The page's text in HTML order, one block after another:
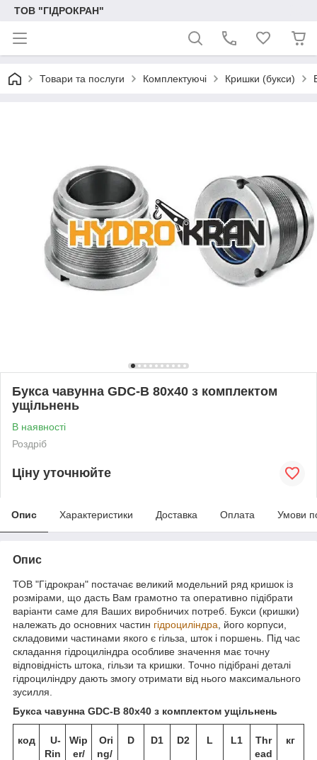
ТОВ "ГІДРОКРАН"
Товари та послуги Комплектуючі Кришки (букси)
Букса чавунна GDC-B 80х40 з комплектом
ущільнень
В наявності
Роздріб
Ціну уточнюйте
Опис Характеристики Доставка Оплата Умови
Опис
ТОВ "Гідрокран" постачає великий модельний ряд кришок із
розмірами, що дасть Вам грамотно та оперативно підібрати
варіанти саме для Ваших виробничих потреб. Букси (кришки)
належать до основних частин гідроциліндра , його корпуси,
складовими частинами якого є гільза, шток і поршень. Під час
складання гідроциліндра особливе значення має точну
відповідність штока, гільзи та кришки. Точно підібрані деталі
гідроциліндру дають змогу отримати від нього максимального
зусилля.
Букса чавунна GDC-B 80х40 з комплектом ущільнень
код
U-
Rin
Wip
er/
Ori
ng/
D D1 D2 L L1
Thr
ead
кг